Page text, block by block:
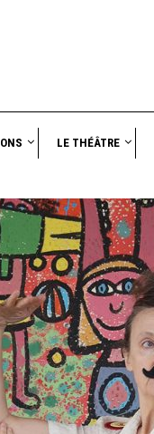
LE THÉÂTRE